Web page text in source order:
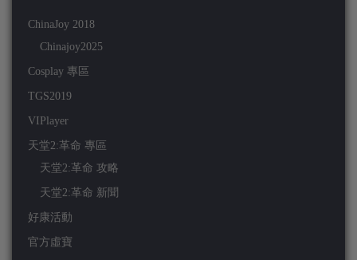
ChinaJoy 2018
Chinajoy2025
Cosplay 專區
TGS2019
VIPlayer
天堂2:革命 專區
天堂2:革命 攻略
天堂2:革命 新聞
好康活動
官方虛寶